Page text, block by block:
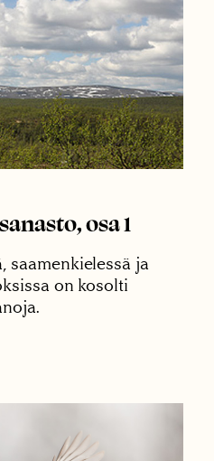
osa 1
saamenkielessä ja
on kosolti